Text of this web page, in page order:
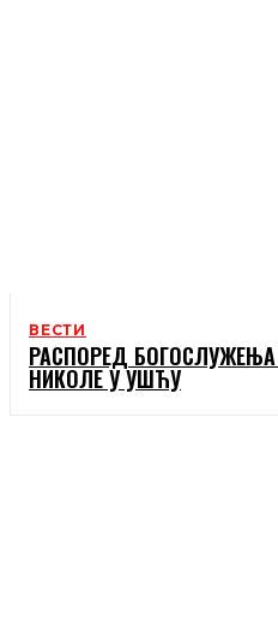
ВЕСТИ
РАСПОРЕД
НИКОЛЕ У УШЋУ